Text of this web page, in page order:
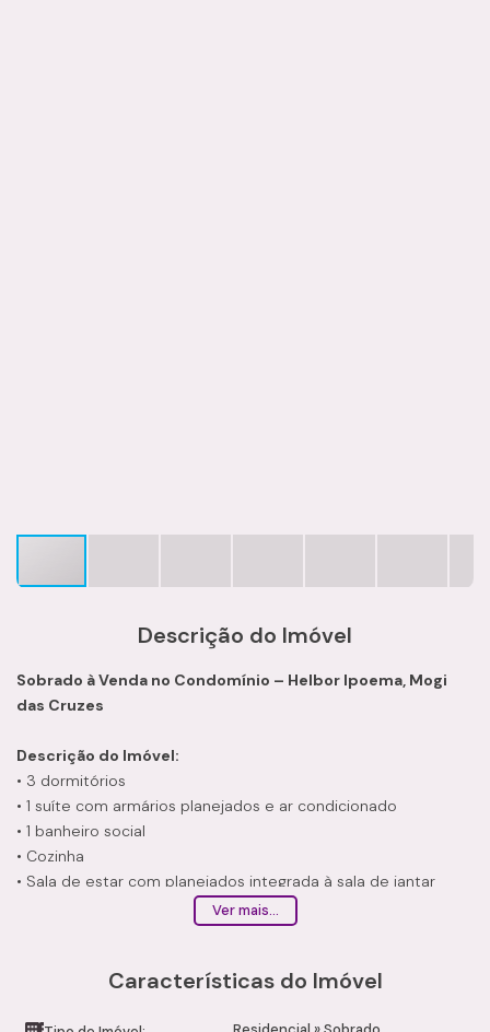
Descrição do Imóvel
Sobrado à Venda no Condomínio – Helbor Ipoema, Mogi
das Cruzes
Descrição do Imóvel:
• 3 dormitórios
• 1 suíte com armários planejados e ar condicionado
• 1 banheiro social
• Cozinha
• Sala de estar com planejados integrada à sala de jantar
• Quintal com área coberta
Ver mais...
Características do Imóvel